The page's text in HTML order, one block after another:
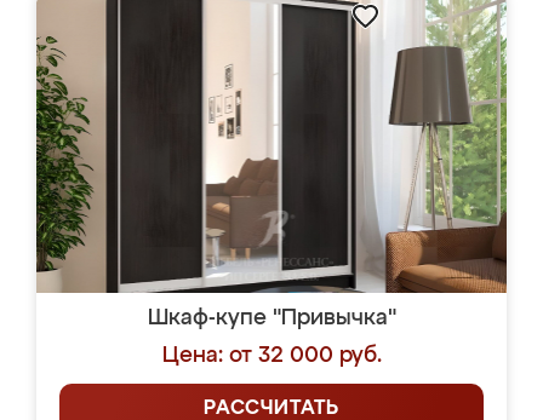
Шкаф-купе "Привычка"
Цена: от 32 000 руб.
РАССЧИТАТЬ